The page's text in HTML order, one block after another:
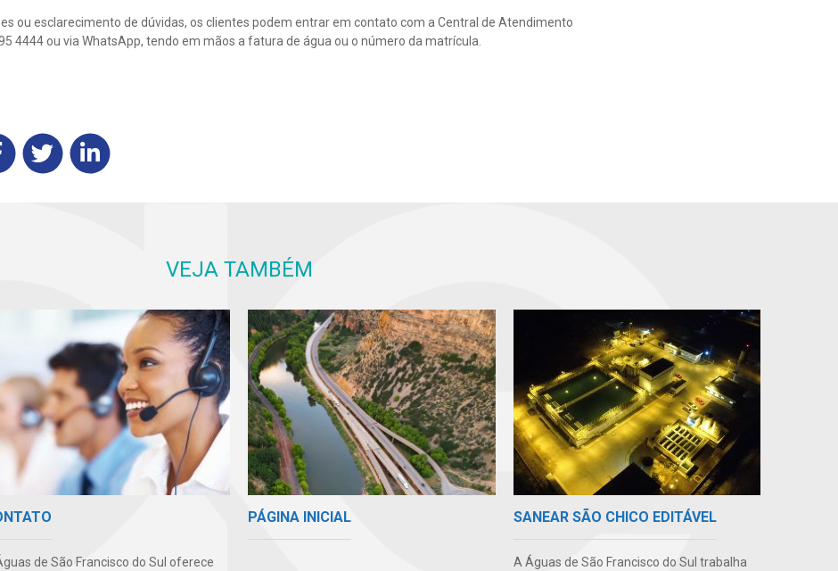
ou esclarecimento de dúvidas, os clientes podem entrar em contato com a Central de Atendimento
4444 ou via WhatsApp, tendo em mãos a fatura de água ou o número da matrícula.
VEJA TAMBÉM
de São Francisco do Sul oferece
PÁGINA INICIAL SANEAR SÃO CHICO EDITÁVEL
A Águas de São Francisco do Sul trabalha